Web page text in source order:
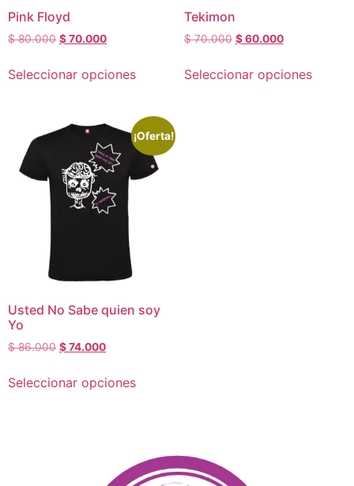
Pink Floyd
$80.000 $70.000
Seleccionar opciones
Tekimon
$70.000 $60.000
Seleccionar opciones
¡Oferta!
Usted No Sabe quien soy
Yo
$86.000 $74.000
Seleccionar opciones